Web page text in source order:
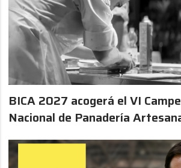
BICA 2027 acogerá el VI
Nacional de Panadería